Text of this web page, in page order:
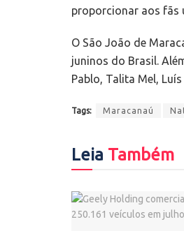
proporcionar aos fãs
O São João de
juninos do Brasil.
Pablo, Talita Mel,
Tags: Maracanaú
Leia Também